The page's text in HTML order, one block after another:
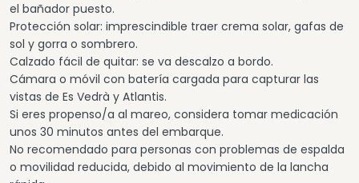
el bañador puesto.
Protección solar: imprescindible traer crema solar, gafas de
sol y gorra o sombrero.
Calzado fácil de quitar: se va descalzo a bordo.
Cámara o móvil con batería cargada para capturar las
vistas de Es Vedrà y Atlantis.
Si eres propenso/a al mareo, considera tomar medicación
unos 30 minutos antes del embarque.
No recomendado para personas con problemas de espalda
o movilidad reducida, debido al movimiento de la lancha